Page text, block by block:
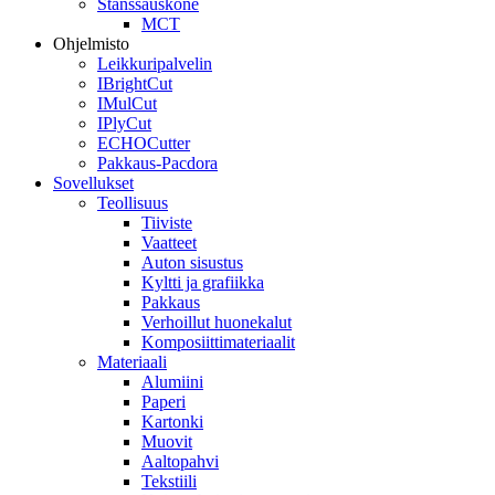
Stanssauskone
MCT
Ohjelmisto
Leikkuripalvelin
IBrightCut
IMulCut
IPlyCut
ECHOCutter
Pakkaus-Pacdora
Sovellukset
Teollisuus
Tiiviste
Vaatteet
Auton sisustus
Kyltti ja grafiikka
Pakkaus
Verhoillut huonekalut
Komposiittimateriaalit
Materiaali
Alumiini
Paperi
Kartonki
Muovit
Aaltopahvi
Tekstiili